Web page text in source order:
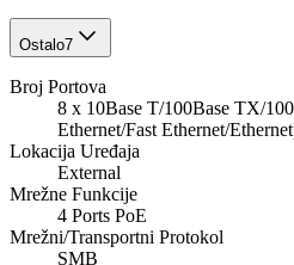
Ostalo7
Broj Portova
8 x 10Base T/100Base TX/
Ethernet/Fast Ethernet/
Lokacija Uređaja
External
Mrežne Funkcije
4 Ports PoE
Mrežni/Transportni Protokol
SMB